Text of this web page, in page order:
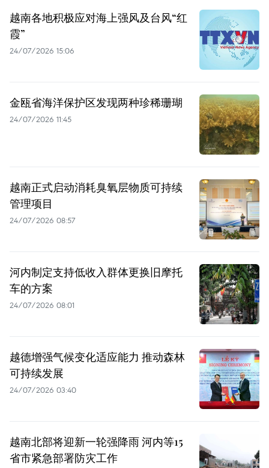
越南各地积极应对海上强风及台风“红
霞”
24/07/2026 15:06
金瓯省海洋保护区发现两种珍稀珊瑚
24/07/2026 11:45
越南正式启动消耗臭氧层物质可持续
管理项目
24/07/2026 08:57
河内制定支持低收入群体更换旧摩托
车的方案
24/07/2026 08:01
越德增强气候变化适应能力 推动森林
可持续发展
24/07/2026 03:40
越南北部将迎新一轮强降雨 河内等15
省市紧急部署防灾工作